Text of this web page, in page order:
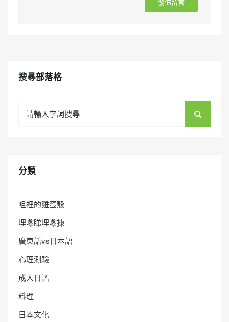
搜㝷部落格
for:
分類
咀裡的雞蛋殼
埋嚟睇埋嚟揀
廣東話vs日本語
心理測驗
成人日語
料理
日本文化